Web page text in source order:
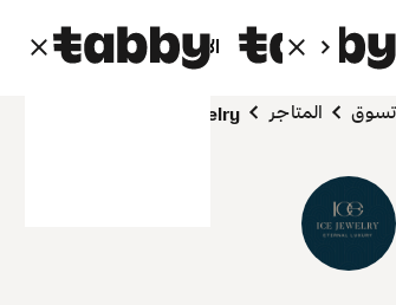
الأفراد الشركاء
تسوق المتاجر Ice jewelry